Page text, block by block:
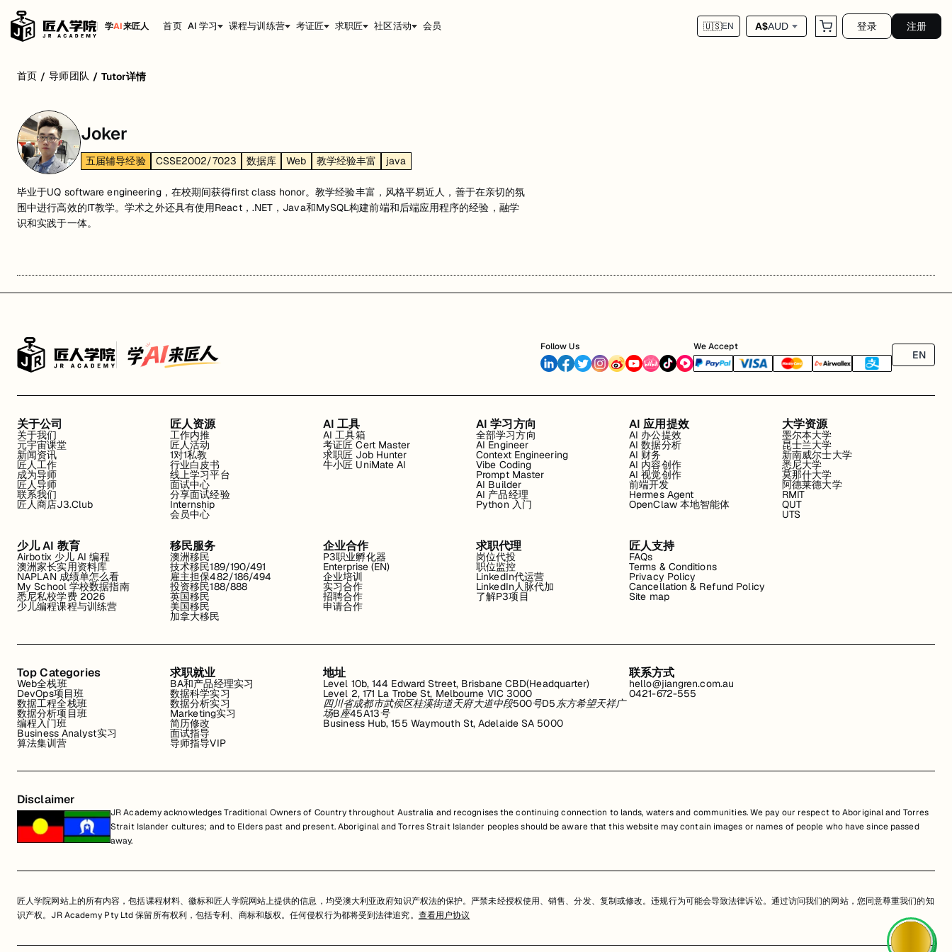
学AI来匠人 首页 AI 学习 课程与训练营 考证匠 求职匠 社区活动 会员 🇺🇸EN A$AUD 登录 注册
首页 / 导师团队 / Tutor详情
Joker
五届辅导经验 CSSE2002/7023 数据库 Web 教学经验丰富 java
毕业于UQ software engineering，在校期间获得first class honor。教学经验丰富，风格平易近人，善于在亲切的氛
围中进行高效的IT教学。学术之外还具有使用React，.NET，Java和MySQL构建前端和后端应用程序的经验，融学
识和实践于一体。
Follow Us We Accept
EN
关于公司
关于我们
元宇宙课堂
新闻资讯
匠人工作
成为导师
匠人导师
联系我们
匠人商店J3.Club
匠人资源
工作内推
匠人活动
1对1私教
行业白皮书
线上学习平台
面试中心
分享面试经验
Internship
会员中心
AI 工具
AI 工具箱
考证匠 Cert Master
求职匠 Job Hunter
牛小匠 UniMate AI
AI 学习方向
全部学习方向
AI Engineer
Context Engineering
Vibe Coding
Prompt Master
AI Builder
AI 产品经理
Python 入门
AI 应用提效
AI 办公提效
AI 数据分析
AI 财务
AI 内容创作
AI 视觉创作
前端开发
Hermes Agent
OpenClaw 本地智能体
大学资源
墨尔本大学
昆士兰大学
新南威尔士大学
悉尼大学
莫那什大学
阿德莱德大学
RMIT
QUT
UTS
少儿 AI 教育
Airbotix 少儿 AI 编程
澳洲家长实用资料库
NAPLAN 成绩单怎么看
My School 学校数据指南
悉尼私校学费 2026
少儿编程课程与训练营
移民服务
澳洲移民
技术移民189/190/491
雇主担保482/186/494
投资移民188/888
英国移民
美国移民
加拿大移民
企业合作
P3职业孵化器
Enterprise (EN)
企业培训
实习合作
招聘合作
申请合作
求职代理
岗位代投
职位监控
LinkedIn代运营
LinkedIn人脉代加
了解P3项目
匠人支持
FAQs
Terms & Conditions
Privacy Policy
Cancellation & Refund Policy
Site map
Top Categories
Web全栈班
DevOps项目班
数据工程全栈班
数据分析项目班
编程入门班
Business Analyst实习
算法集训营
求职就业
BA和产品经理实习
数据科学实习
数据分析实习
Marketing实习
简历修改
面试指导
导师指导VIP
地址
Level 10b, 144 Edward Street, Brisbane CBD(Headquarter)
Level 2, 171 La Trobe St, Melbourne VIC 3000
四川省成都市武侯区桂溪街道天府大道中段500号D5东方希望天祥广
场B座45A13号
Business Hub, 155 Waymouth St, Adelaide SA 5000
联系方式
hello@jiangren.com.au
0421-672-555
Disclaimer
JR Academy acknowledges Traditional Owners of Country throughout Australia and recognises the continuing connection to lands, waters and communities. We pay our respect to Aboriginal and Torres
Strait Islander cultures; and to Elders past and present. Aboriginal and Torres Strait Islander peoples should be aware that this website may contain images or names of people who have since passed
away.
匠人学院网站上的所有内容，包括课程材料、徽标和匠人学院网站上提供的信息，均受澳大利亚政府知识产权法的保护。严禁未经授权使用、销售、分发、复制或修改。违规行为可能会导致法律诉讼。通过访问我们的网站，您同意尊重我们的知
识产权。JR Academy Pty Ltd 保留所有权利，包括专利、商标和版权。任何侵权行为都将受到法律追究。 查看用户协议